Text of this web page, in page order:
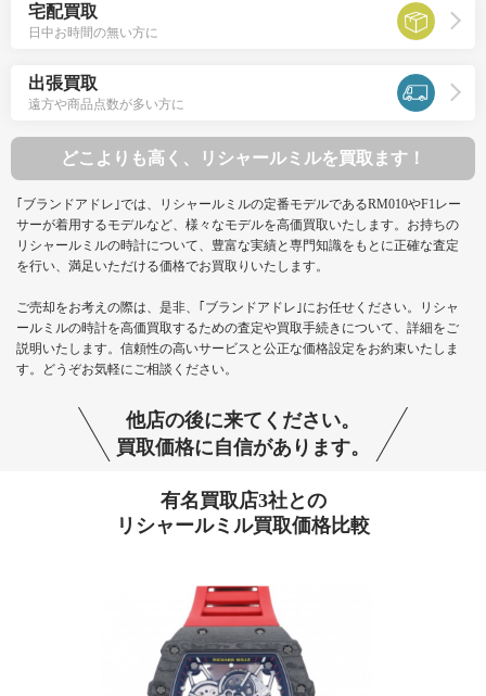
宅配買取
日中お時間の無い方に
出張買取
遠方や商品点数が多い方に
どこよりも高く、リシャールミルを買取ます！
｢ブランドアドレ｣では、リシャールミルの定番モデルであるRM010やF1レー
サーが着用するモデルなど、様々なモデルを高価買取いたします。お持ちの
リシャールミルの時計について、豊富な実績と専門知識をもとに正確な査定
を行い、満足いただける価格でお買取りいたします。
ご売却をお考えの際は、是非、｢ブランドアドレ｣にお任せください。リシャ
ールミルの時計を高価買取するための査定や買取手続きについて、詳細をご
説明いたします。信頼性の高いサービスと公正な価格設定をお約束いたしま
す。どうぞお気軽にご相談ください。
他店の後に来てください。
買取価格に自信があります。
有名買取店3社との
リシャールミル買取価格比較